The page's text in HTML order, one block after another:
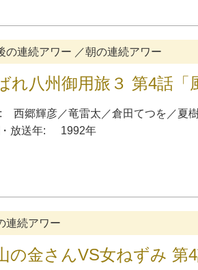
の連続アワー ／朝の連続アワー
れ八州御用旅３ 第4話「
西郷輝彦 ／竜雷太 ／倉田てつを ／夏
放送年:
1992年
連続アワー
の金さんVS女ねずみ 第